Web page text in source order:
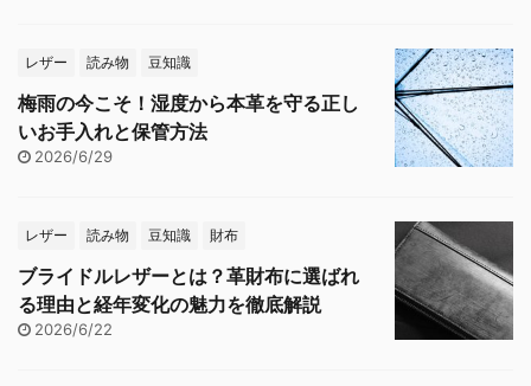
レザー 読み物 豆知識
梅雨の今こそ！湿度から本革を守る正し
いお手入れと保管方法
2026/6/29
レザー 読み物 豆知識 財布
ブライドルレザーとは？革財布に選ばれ
る理由と経年変化の魅力を徹底解説
2026/6/22